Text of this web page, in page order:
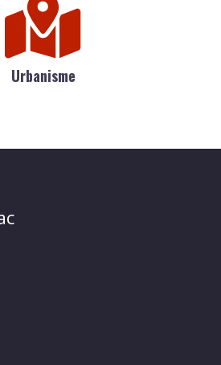
Urbanisme